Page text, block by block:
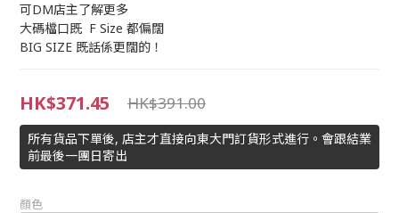
可DM店主了解更多
大碼檔口既  F Size 都偏闊
BIG SIZE 既話係更闊的！
HK$371.45 HK$391.00
所有貨品下單後, 店主才直接向東大門訂貨形式進行。會跟結業
前最後一團日寄出
顏色